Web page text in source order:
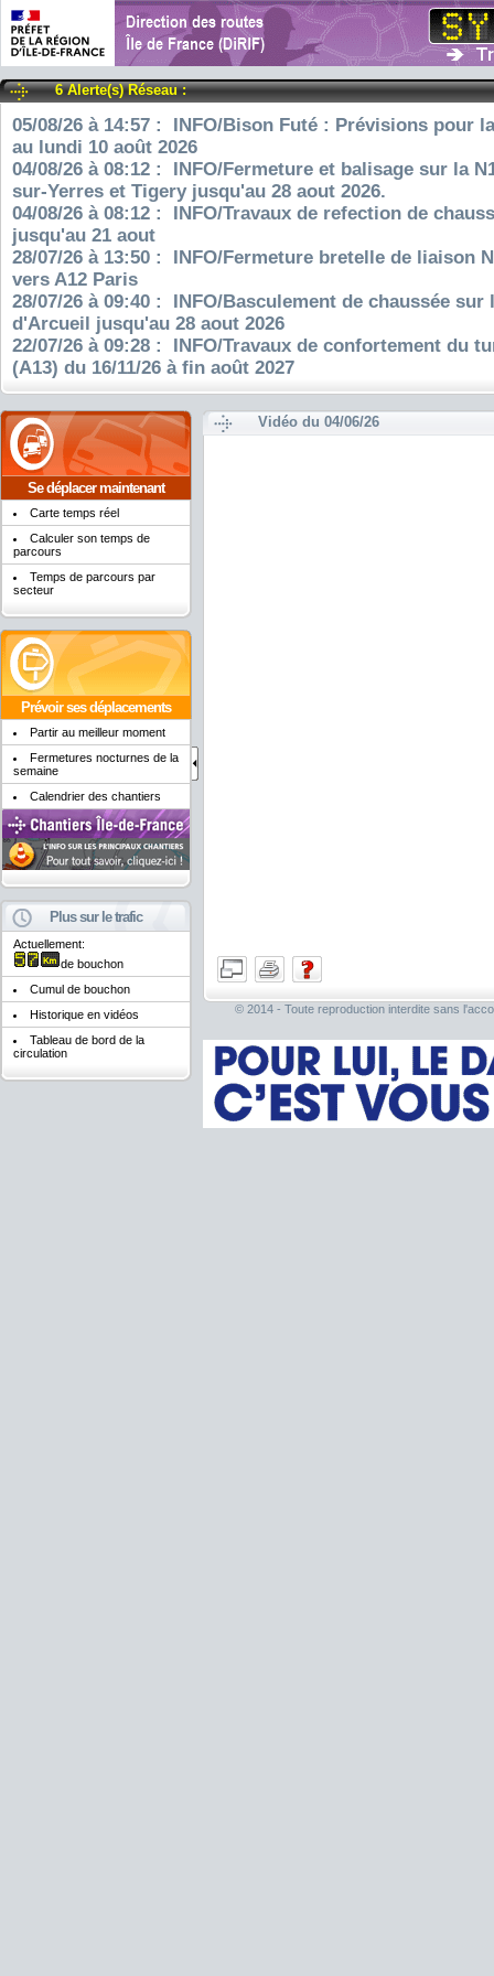
6 Alerte(s) Réseau :
05/08/26 à 14:57 : INFO/Bison Futé : Prévisions pour
au lundi 10 août 2026
04/08/26 à 08:12 : INFO/Fermeture et balisage sur la
sur-Yerres et Tigery jusqu'au 28 aout 2026.
04/08/26 à 08:12 : INFO/Travaux de refection de
jusqu'au 21 aout
28/07/26 à 13:50 : INFO/Fermeture bretelle de liaison
vers A12 Paris
28/07/26 à 09:40 : INFO/Basculement de chaussée sur
d'Arcueil jusqu'au 28 aout 2026
22/07/26 à 09:28 : INFO/Travaux de confortement du
(A13) du 16/11/26 à fin août 2027
Se déplacer maintenant
Carte temps réel
Calculer son temps de
parcours
Temps de parcours par
secteur
Prévoir ses déplacements
Partir au meilleur moment
Fermetures nocturnes de la
semaine
Calendrier des chantiers
Plus sur le trafic
Actuellement:
de bouchon
Cumul de bouchon
Historique en vidéos
Tableau de bord de la
circulation
Vidéo du 04/06/26
© 2014 - Toute reproduction interdite sans